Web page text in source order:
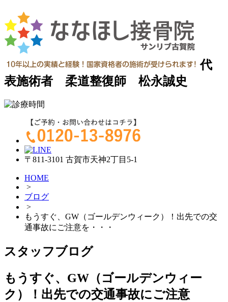
代
表施術者 柔道整復師 松永誠史
〒811-3101 古賀市天神2丁目5-1
HOME
>
ブログ
>
もうすぐ、GW（ゴールデンウィーク）！出先での交
通事故にご注意を・・・
スタッフブログ
もうすぐ、GW（ゴールデンウィー
ク）！出先での交通事故にご注意